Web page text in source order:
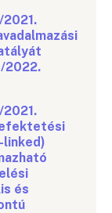
2022.
és